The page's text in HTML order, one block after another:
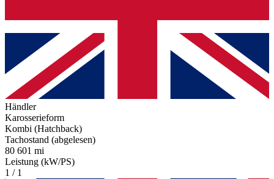
Händler
Karosserieform
Kombi (Hatchback)
Tachostand (abgelesen)
80 601 mi
Leistung (kW/PS)
1 / 1